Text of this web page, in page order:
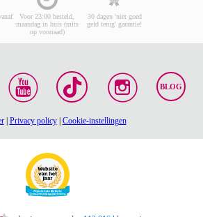
Voor 23:00 besteld,
maandag in huis (mits
op voorraad)
30 dagen 'niet goed
geld terug' garantie!
BLOG
| Privacy policy| Cookie-instellingen